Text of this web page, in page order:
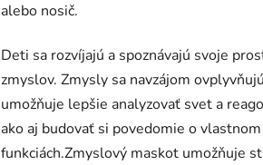
alebo nosič.
Deti sa rozvíjajú a spoznávajú svoje
zmyslov. Zmysly sa navzájom
umožňuje lepšie analyzovať svet a
ako aj budovať si povedomie o
funkciách.Zmyslový maskot umožňuje